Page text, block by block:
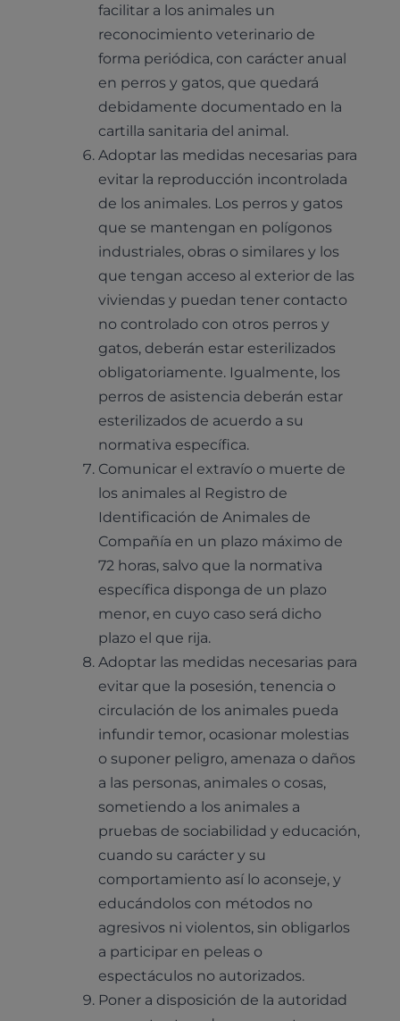
Pruebas diagnósticas
Diagnóstico veterinario por imagen
Laboratorio veterinario propio
Pruebas histológicas – microscopio
Identificación con microchip y pasaporte
Esterilización
Hospitalización
Leishmaniasis
Dermatología
Traumatología
Urología y nefrología
Cardiología
Planes de salud para perros
Planes de salud para gatos
Todos los planes de salud
¿Quiénes somos?
Comité de expertos veterinarios
Trabaja en Clinicanimal
facilitar a los animales un
reconocimiento veterinario de
forma periódica, con carácter anual
en perros y gatos, que quedará
debidamente documentado en la
cartilla sanitaria del animal.
Adoptar las medidas necesarias para
evitar la reproducción incontrolada
de los animales. Los perros y gatos
que se mantengan en polígonos
industriales, obras o similares y los
que tengan acceso al exterior de las
viviendas y puedan tener contacto
no controlado con otros perros y
gatos, deberán estar esterilizados
obligatoriamente. Igualmente, los
perros de asistencia deberán estar
esterilizados de acuerdo a su
normativa específica.
Comunicar el extravío o muerte de
los animales al Registro de
Identificación de Animales de
Compañía en un plazo máximo de
72 horas, salvo que la normativa
específica disponga de un plazo
menor, en cuyo caso será dicho
plazo el que rija.
Adoptar las medidas necesarias para
evitar que la posesión, tenencia o
circulación de los animales pueda
infundir temor, ocasionar molestias
o suponer peligro, amenaza o daños
a las personas, animales o cosas,
sometiendo a los animales a
pruebas de sociabilidad y educación,
cuando su carácter y su
comportamiento así lo aconseje, y
educándolos con métodos no
agresivos ni violentos, sin obligarlos
a participar en peleas o
espectáculos no autorizados.
Poner a disposición de la autoridad